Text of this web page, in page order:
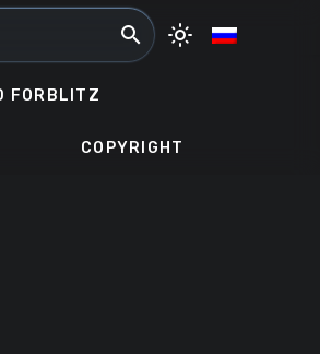
search light_mode
FORBLITZ
COPYRIGHT